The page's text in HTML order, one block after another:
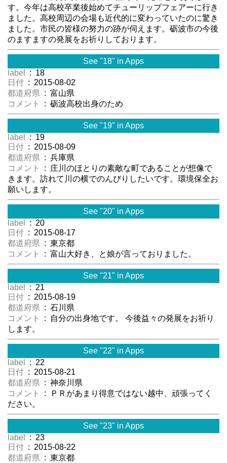
す。今年は高校卒業後始めてチューリップフェアーに行き
ました。高校周辺の会場も近代的に変わっていたのに驚き
ました。市民の皆様の努力の跡が伺えます。砺波市の今後
のますますの発展をお祈りしております。
See "18" in Apps
label
: 18
日付 : 2015-08-02
都道府県 : 富山県
コメント
: 砺波高校出身のため
See "19" in Apps
label
: 19
日付 : 2015-08-09
都道府県 : 兵庫県
コメント
: 庄川のほとりの素敵な町であることが想像で
きます。訪れて川の横でのんびりしたいです。環境保全お
願いします。
See "20" in Apps
label
: 20
日付 : 2015-08-17
都道府県 : 東京都
コメント
: 富山大好き、と娘が言っておりました。
See "21" in Apps
label
: 21
日付 : 2015-08-19
都道府県 : 石川県
コメント
: 自分の出身地です。 今後益々の発展をお祈り
します。
See "22" in Apps
label
: 22
日付 : 2015-08-21
都道府県 : 神奈川県
コメント
: ＰＲがあまり得意ではない越中、頑張ってく
ださい。
See "23" in Apps
label
: 23
日付 : 2015-08-22
都道府県 : 東京都